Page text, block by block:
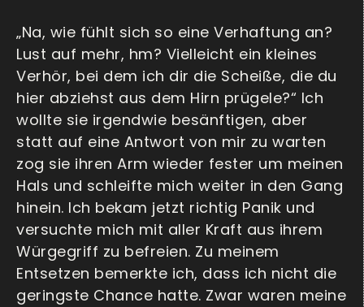
„Na, wie fühlt sich so eine Verhaftung an?
Lust auf mehr, hm? Vielleicht ein kleines
Verhör, bei dem ich dir die Scheiße, die du
hier abziehst aus dem Hirn prügele?“ Ich
wollte sie irgendwie besänftigen, aber
statt auf eine Antwort von mir zu warten
zog sie ihren Arm wieder fester um meinen
Hals und schleifte mich weiter in den Gang
hinein. Ich bekam jetzt richtig Panik und
versuchte mich mit aller Kraft aus ihrem
Würgegriff zu befreien. Zu meinem
Entsetzen bemerkte ich, dass ich nicht die
geringste Chance hatte. Zwar waren meine